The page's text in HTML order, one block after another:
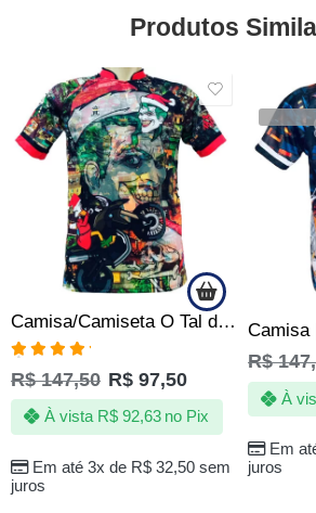
Produtos
SALE
Camisa/Camiseta O Tal do Natal – Quebrada
Avaliação
5.00de 5
R$147,50 R$ 97,50
Em até 3x de R$32,50sem
juros
À vista R$92,63 no Pix
SALE
R$
Em
juros
À